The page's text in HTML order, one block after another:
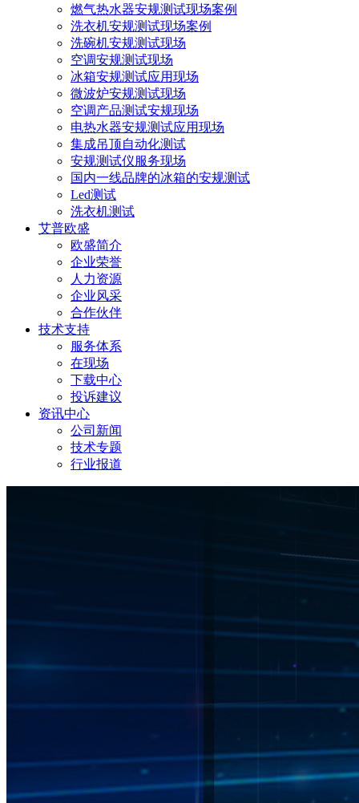
燃气热水器安规测试现场案例
洗衣机安规测试现场案例
洗碗机安规测试现场
空调安规测试现场
冰箱安规测试应用现场
微波炉安规测试现场
空调产品测试安规现场
电热水器安规测试应用现场
集成吊顶自动化测试
安规测试仪服务现场
国内一线品牌的冰箱的安规测试
Led测试
洗衣机测试
艾普欧盛
欧盛简介
企业荣誉
人力资源
企业风采
合作伙伴
技术支持
服务体系
在现场
下载中心
投诉建议
资讯中心
公司新闻
技术专题
行业报道